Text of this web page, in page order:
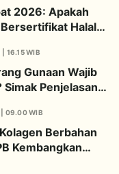
2026: Apakah
Halal?
16.15 WIB
Gunaan Wajib
Penjelasan
| 09.00 WIB
Berbahan
Kembangkan